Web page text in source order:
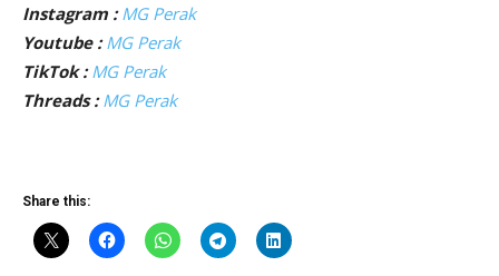
Instagram : MG Perak
Youtube : MG Perak
TikTok : MG Perak
Threads : MG Perak
Share this: